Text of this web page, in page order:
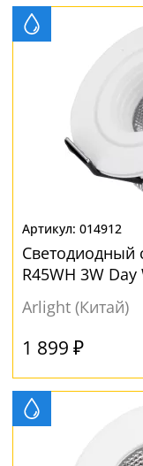
014912
Светодиодный
R45WH 3W
Arlight (Китай)
1 899 ₽